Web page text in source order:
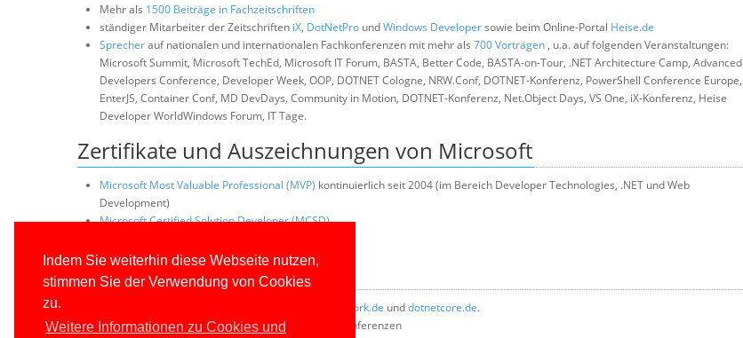
Indem Sie weiterhin diese Webseite nutzen,
stimmen Sie der Verwendung von Cookies
zu.
Weitere Informationen zu Cookies und
Mehr als 1500 Beiträge in Fachzeitschriften
ständiger Mitarbeiter der Zeitschriften iX, DotNetPro undWindows Developersowie beim Online-Portal Heise.de
Sprecherauf nationalen und internationalen Fachkonferenzen mit mehr als 700 Vorträgen , u.a. auf folgenden Veranstaltungen:
Microsoft Summit, Microsoft TechEd, Microsoft IT Forum, BASTA, Better Code, BASTA-on-Tour, .NET Architecture Camp, Advanced
Developers Conference, Developer Week, OOP, DOTNET Cologne, NRW.Conf, DOTNET-Konferenz, PowerShell Conference Europe,
EnterJS, Container Conf, MD DevDays, Community in Motion, DOTNET-Konferenz, Net.Object Days, VS One, iX-Konferenz, Heise
Developer WorldWindows Forum, IT Tage.
Zertifikate und Auszeichnungen von Microsoft
Microsoft Most Valuable Professional (MVP) kontinuierlich seit 2004 (im Bereich Developer Technologies, .NET und Web
Development)
Microsoft Certified Solution Developer (MCSD)
Ehrenamtliche Tätigkeiten
dotnetframework.de unddotnetcore.de.
Sprecher bei .NET User Groups und Community-Konferenzen